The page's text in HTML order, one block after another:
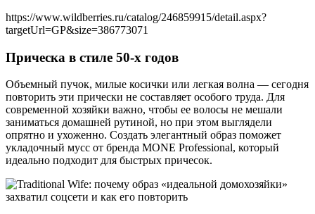
https://www.wildberries.ru/catalog/246859915/detail.aspx?
targetUrl=GP&size=386773071
Прическа в стиле 50-х годов
Объемный пучок, милые косички или легкая волна — сегодня
повторить эти прически не составляет особого труда. Для
современной хозяйки важно, чтобы ее волосы не мешали
заниматься домашней рутиной, но при этом выглядели
опрятно и ухоженно. Создать элегантный образ поможет
укладочный мусс от бренда MONE Professional, который
идеально подходит для быстрых причесок.